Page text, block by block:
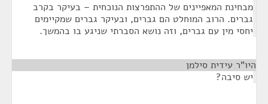
מבחינת המאפיינים של ההתפרצות הנוכחית – בעיקר בקרב
גברים. הרוב המוחלט הם גברים, ובעיקר גברים שמקיימים
יחסי מין עם גברים, וזה נושא הסברתי שניגע בו בהמשך.
היו"ר עידית סילמן
יש סיבה?